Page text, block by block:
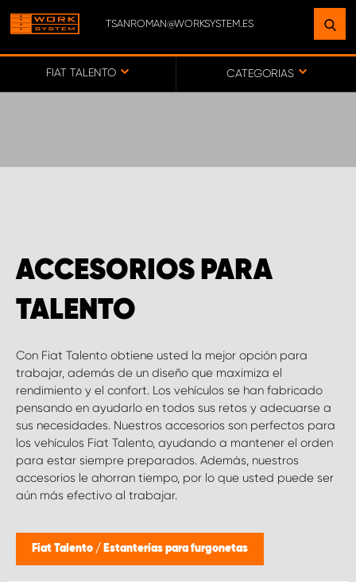
TSANROMAN@WORKSYSTEM.ES
FIAT TALENTO CATEGORIAS
ACCESORIOS PARA
TALENTO
Con Fiat Talento obtiene usted la mejor opción para
trabajar, además de un diseño que maximiza el
rendimiento y el confort. Los vehículos se han fabricado
pensando en ayudarlo en todos sus retos y adecuarse a
sus necesidades. Nuestros accesorios son perfectos para
los vehículos Fiat Talento, ayudando a mantener el orden
para estar siempre preparados. Además, nuestros
accesorios le ahorran tiempo, por lo que usted puede ser
aún más efectivo al trabajar.
Fiat Talento / Estanterías para furgonetas
ENCUENTRE UNA INSTALACIÓN
CERCA DE USTED